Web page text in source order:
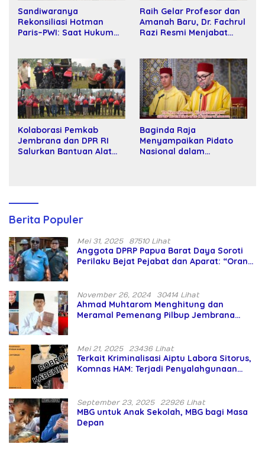
Sandiwaranya
Rekonsiliasi Hotman
Paris–PWI: Saat Hukum
Raih Gelar Profesor dan
Amanah Baru, Dr. Fachrul
Razi Resmi Menjabat
Kolaborasi Pemkab
Jembrana dan DPR RI
Salurkan Bantuan Alat
Baginda Raja
Menyampaikan Pidato
Nasional dalam
Berita Populer
Mei 31, 2025 87510 Lihat
Anggota DPRP Papua Barat Daya Soroti
Perilaku Bejat Pejabat dan Aparat: “Orang
November 26, 2024 30414 Lihat
Ahmad Muhtarom Menghitung dan
Meramal Pemenang Pilbup Jembrana
Mei 21, 2025 23436 Lihat
Terkait Kriminalisasi Aiptu Labora Sitorus,
Komnas HAM: Terjadi Penyalahgunaan
September 23, 2025 22926 Lihat
MBG untuk Anak Sekolah, MBG bagi Masa
Depan